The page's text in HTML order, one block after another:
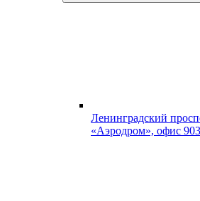
Ленинградский
«Аэродром», офис 903